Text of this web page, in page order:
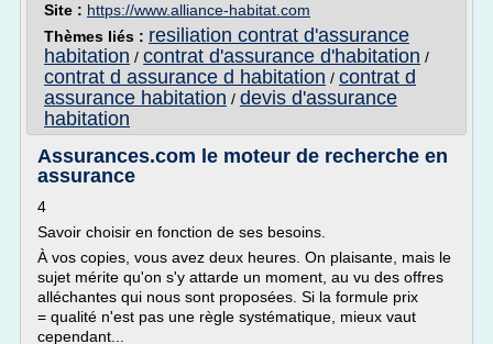
Site : https://www.alliance-habitat.com
Thèmes liés : resiliation contrat d'assurance
habitation / contrat d'assurance d'habitation /
contrat d assurance d habitation / contrat d
assurance habitation / devis d'assurance
habitation
Assurances.com le moteur de recherche en
assurance
4
Savoir choisir en fonction de ses besoins.
À vos copies, vous avez deux heures. On plaisante, mais le
sujet mérite qu'on s'y attarde un moment, au vu des offres
alléchantes qui nous sont proposées. Si la formule prix
= qualité n'est pas une règle systématique, mieux vaut
cependant...